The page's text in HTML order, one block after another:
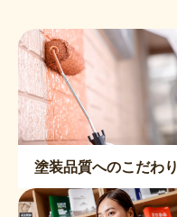
塗装品質へのこだわり